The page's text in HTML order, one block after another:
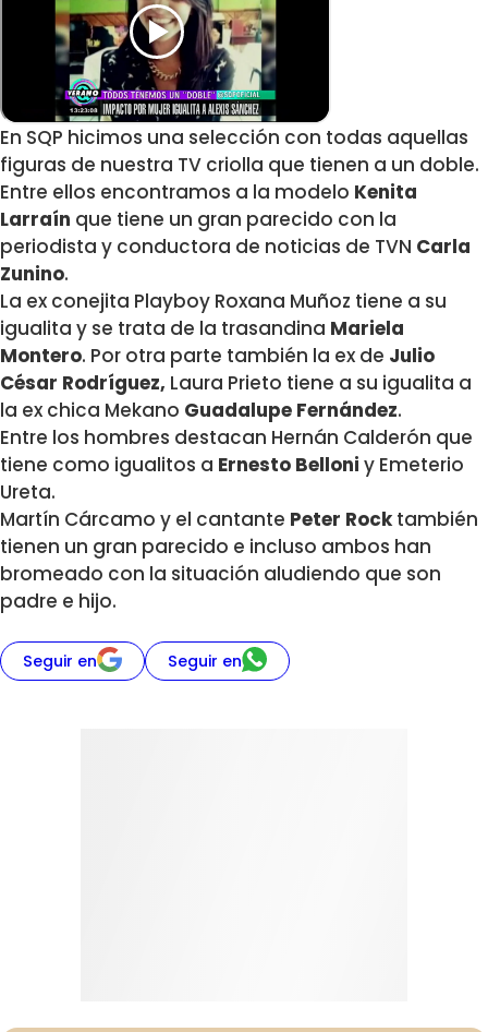
En SQP hicimos una selección con todas aquellas
figuras de nuestra TV criolla que tienen a un doble.
Entre ellos encontramos a la modelo Kenita
Larraín que tiene un gran parecido con la
periodista y conductora de noticias de TVN Carla
Zunino.
La ex conejita Playboy Roxana Muñoz tiene a su
igualita y se trata de la trasandina Mariela
Montero. Por otra parte también la ex de Julio
César Rodríguez, Laura Prieto tiene a su igualita a
la ex chica Mekano Guadalupe Fernández.
Entre los hombres destacan Hernán Calderón que
tiene como igualitos a Ernesto Belloni y Emeterio
Ureta.
Martín Cárcamo y el cantante Peter Rock también
tienen un gran parecido e incluso ambos han
bromeado con la situación aludiendo que son
padre e hijo.
Seguir en Seguir en